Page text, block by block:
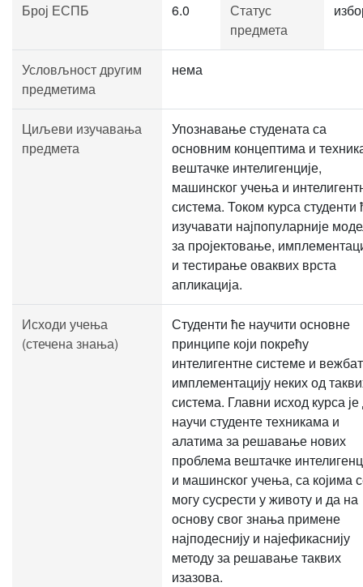
Број ЕСПБ 6.0
Статус
предмета
Условљност другим
предметима
нема
Циљеви изучавања
предмета
Упознавање студената са
основним концептима и
вештачке интелигенције,
машинског учења и
система. Током курса студенти
изучавати најпопуларније
за пројектовање,
и тестирање оваквих врста
апликација.
Исходи учења
(стечена знања)
Студенти ће научити основне
принципе који покрећу
интелигентне системе и
имплементацију неких од
система. Главни исход курса
научи студенте техникама и
алатима за решавање нових
проблема вештачке
и машинског учења, са којима
могу сусрести у животу и да на
основу свог знања примене
најподеснију и најефикаснију
методу за решавање таквих
изазова.